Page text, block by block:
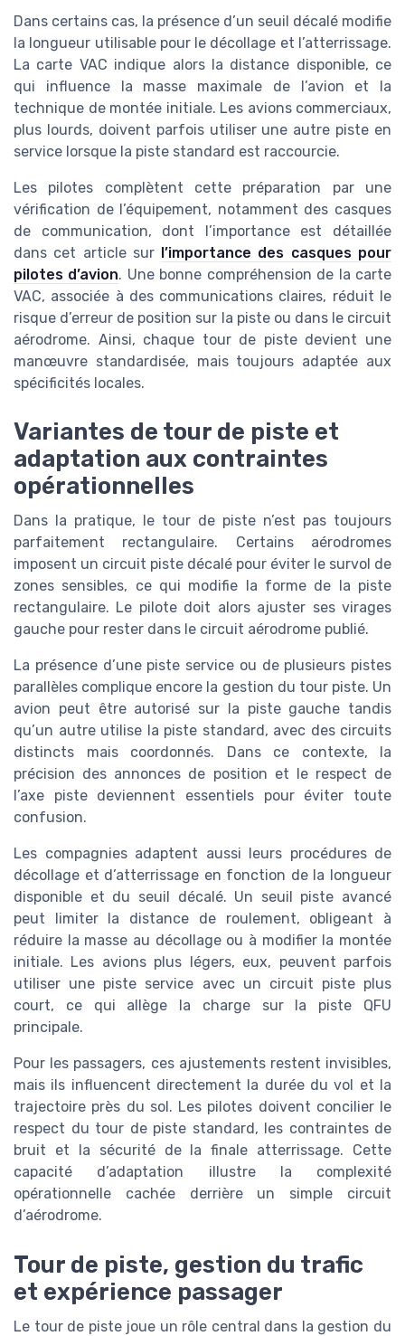
Dans certains cas, la présence d’un seuil décalé modifie
la longueur utilisable pour le décollage et l’atterrissage.
La carte VAC indique alors la distance disponible, ce
qui influence la masse maximale de l’avion et la
technique de montée initiale. Les avions commerciaux,
plus lourds, doivent parfois utiliser une autre piste en
service lorsque la piste standard est raccourcie.
Les pilotes complètent cette préparation par une
vérification de l’équipement, notamment des casques
de communication, dont l’importance est détaillée
dans cet article sur l’importance des casques pour
pilotes d’avion. Une bonne compréhension de la carte
VAC, associée à des communications claires, réduit le
risque d’erreur de position sur la piste ou dans le circuit
aérodrome. Ainsi, chaque tour de piste devient une
manœuvre standardisée, mais toujours adaptée aux
spécificités locales.
Variantes de tour de piste et
adaptation aux contraintes
opérationnelles
Dans la pratique, le tour de piste n’est pas toujours
parfaitement rectangulaire. Certains aérodromes
imposent un circuit piste décalé pour éviter le survol de
zones sensibles, ce qui modifie la forme de la piste
rectangulaire. Le pilote doit alors ajuster ses virages
gauche pour rester dans le circuit aérodrome publié.
La présence d’une piste service ou de plusieurs pistes
parallèles complique encore la gestion du tour piste. Un
avion peut être autorisé sur la piste gauche tandis
qu’un autre utilise la piste standard, avec des circuits
distincts mais coordonnés. Dans ce contexte, la
précision des annonces de position et le respect de
l’axe piste deviennent essentiels pour éviter toute
confusion.
Les compagnies adaptent aussi leurs procédures de
décollage et d’atterrissage en fonction de la longueur
disponible et du seuil décalé. Un seuil piste avancé
peut limiter la distance de roulement, obligeant à
réduire la masse au décollage ou à modifier la montée
initiale. Les avions plus légers, eux, peuvent parfois
utiliser une piste service avec un circuit piste plus
court, ce qui allège la charge sur la piste QFU
principale.
Pour les passagers, ces ajustements restent invisibles,
mais ils influencent directement la durée du vol et la
trajectoire près du sol. Les pilotes doivent concilier le
respect du tour de piste standard, les contraintes de
bruit et la sécurité de la finale atterrissage. Cette
capacité d’adaptation illustre la complexité
opérationnelle cachée derrière un simple circuit
d’aérodrome.
Tour de piste, gestion du trafic
et expérience passager
Le tour de piste joue un rôle central dans la gestion du